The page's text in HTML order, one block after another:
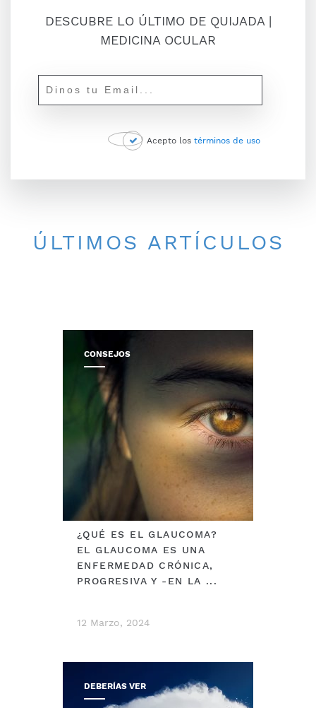
DESCUBRE LO ÚLTIMO DE QUIJADA |
MEDICINA OCULAR
Acepto los términos de uso
ÚLTIMOS ARTÍCULOS
CONSEJOS
¿QUÉ ES EL GLAUCOMA?
EL GLAUCOMA ES UNA
ENFERMEDAD CRÓNICA,
PROGRESIVA Y -EN LA ...
12 Marzo, 2024
DEBERÍAS VER